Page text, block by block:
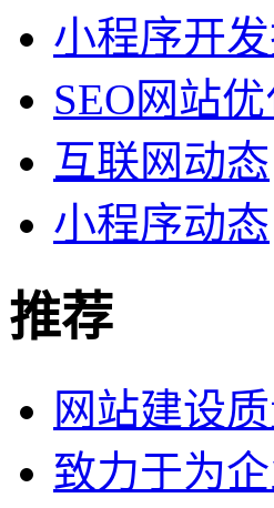
小程序开
SEO网站
互联网动态
小程序动态
推荐
网站建设
致力于为